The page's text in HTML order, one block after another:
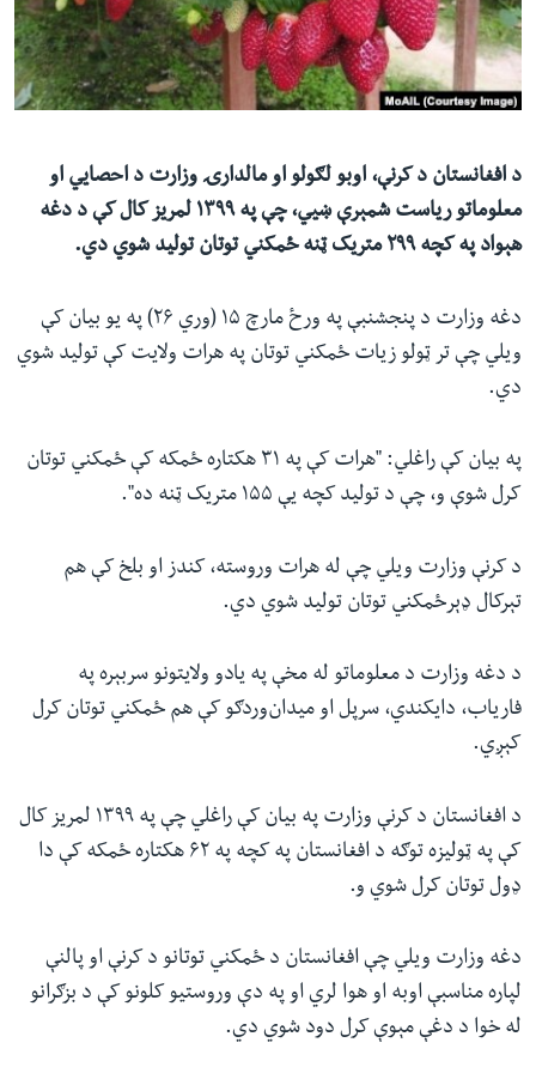
شئ
لټون
ځای
له مونږ سره په تماس کې پاتې شئ
ژبې
د افغانستان د کرنې، اوبو لګولو او مالدارۍ وزارت د احصایي او
معلوماتو ریاست شمېرې ښيي، چې په ۱۳۹۹ لمریز کال کې د دغه
هېواد په کچه ۲۹۹ متریک ټنه ځمکني توتان تولید شوي دي.
دغه وزارت د پنجشنبې په ورځ مارچ ۱۵ (وري ۲۶) په یو بیان کې
ویلي چې تر ټولو زیات ځمکني توتان په هرات ولایت کې تولید شوي
دي.
په بیان کې راغلي: "هرات کې په ۳۱ هکتاره ځمکه کې ځمکني توتان
کرل شوې و، چې د تولید کچه یې ۱۵۵ متریک ټنه ده".
د کرنې وزارت ویلي چې له هرات وروسته، کندز او بلخ کې هم
تېرکال ډېرځمکني توتان تولید شوي دي.
د دغه وزارت د معلوماتو له مخې په یادو ولایتونو سربېره په
فاریاب، دایکندي، سرپل او میدان‌وردګو کې هم ځمکني توتان کرل
کېږي.
د افغانستان د کرنې وزارت په بیان کې راغلي چې په ۱۳۹۹ لمریز کال
کې په ټولیزه توګه د افغانستان په کچه په ۶۲ هکتاره ځمکه کې دا
ډول توتان کرل شوي و.
دغه وزارت ویلي چې افغانستان د ځمکني توتانو د کرنې او پالنې
لپاره مناسبې اوبه او هوا لري او په دې وروستیو کلونو کې د بزګرانو
له خوا د دغې مېوې کرل دود شوي دي.